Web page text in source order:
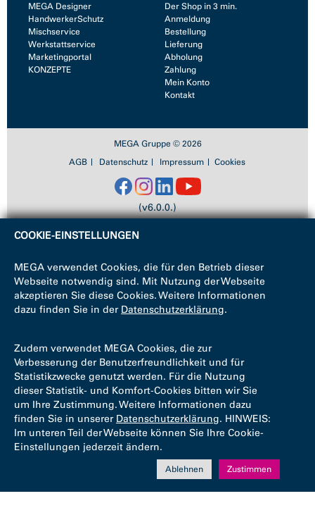
MEGA Designer
HandwerkerSchutz
Mischservice
Werkstattservice
Marketingportal
KONZEPTE
Der Shop in 3 min.
Anmeldung
Bestellung
Lieferung
Abholung
Zahlung
Mein Konto
Kontakt
MEGA Gruppe © 2026
AGB
Datenschutz Impressum Cookies
(v6.0.0.)
COOKIE-EINSTELLUNGEN
MEGA verwendet Cookies, die für den Betrieb dieser
Webseite notwendig sind. Mit Nutzung der Webseite
akzeptieren Sie diese Cookies. Weitere Informationen
dazu finden Sie in der Datenschutzerklärung.
Zudem verwendet MEGA Cookies, die zur
Verbesserung der Benutzerfreundlichkeit und für
Statistikzwecke genutzt werden. Für die Nutzung
dieser Statistik- und Komfort-Cookies bitten wir Sie
um Ihre Zustimmung. Weitere Informationen dazu
finden Sie in unserer Datenschutzerklärung. HINWEIS:
Im unteren Teil der Webseite können Sie Ihre Cookie-
Einstellungen jederzeit ändern.
Zustimmen
Ablehnen